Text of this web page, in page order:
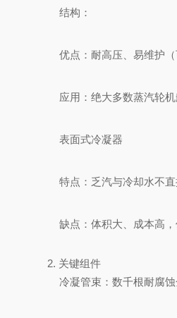
结构：
优点：耐高压、易维护
应用：绝大多数蒸汽轮
表面式冷凝器
特点：乏汽与冷却水不
缺点：体积大、成本高
2. 关键组件
冷凝管束：数千根耐腐